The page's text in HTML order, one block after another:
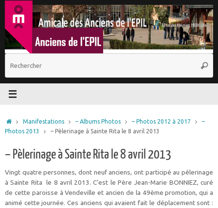
Passer
contenu
:
Accueil
Manifestations – Albums Photos – Photos 2012 à 2017
–
Photos 2013
– Pèlerinage à Sainte Rita le 8 avril 2013
– Pèlerinage à Sainte Rita le 8 avril 2013
Vingt quatre personnes, dont neuf anciens, ont participé au pèlerinage
à Sainte Rita le 8 avril 2013. C’est le Père Jean-Marie BONNIEZ, curé
de cette paroisse à Vendeville et ancien de la 49ème promotion, qui a
animé cette journée. Ces anciens qui avaient fait le déplacement sont :